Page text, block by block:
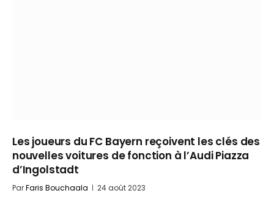
Les joueurs du FC Bayern reçoivent les clés des
nouvelles voitures de fonction à l’Audi Piazza
d’Ingolstadt
ParFaris Bouchaala 24 août 2023